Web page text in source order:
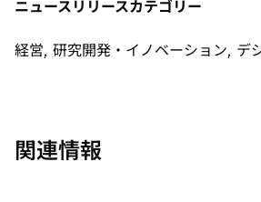
で
で
開
ニュースリリースカテゴリー
経営, 研究開発・イノベーション, デ
関連情報